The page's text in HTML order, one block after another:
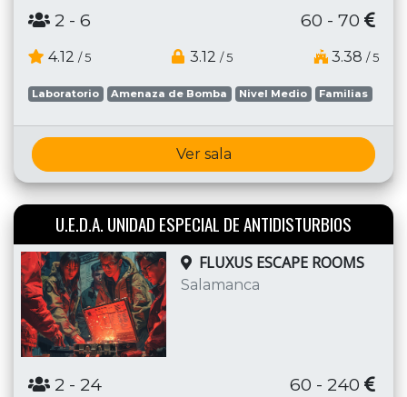
2 - 6 60 - 70
4.12 / 5 3.12 / 5 3.38 / 5
Laboratorio Amenaza de Bomba Nivel Medio Familias
Ver sala
U.E.D.A. UNIDAD ESPECIAL DE ANTIDISTURBIOS
FLUXUS ESCAPE ROOMS
Salamanca
2 - 24 60 - 240